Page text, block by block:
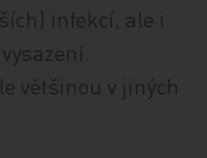
infekcí, ale i
většinou v jiných